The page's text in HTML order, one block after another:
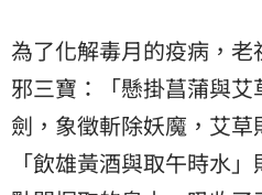
為了化解毒月的疫病，
邪三寶：「懸掛菖蒲與
劍，象徵斬除妖魔，艾草
「飲雄黃酒與取午時水